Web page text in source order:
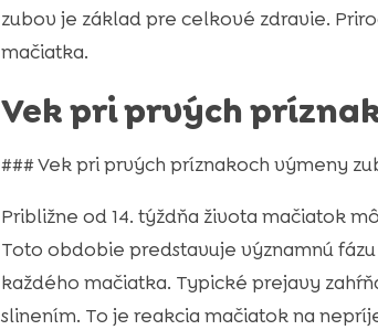
zubov je základ pre celkové zdravie.
mačiatka.
Vek pri prvých
### Vek pri prvých príznakoch výmeny
Približne od 14. týždňa života mačiatok
Toto obdobie predstavuje významnú
každého mačiatka. Typické prejavy
slinením. To je reakcia mačiatok na